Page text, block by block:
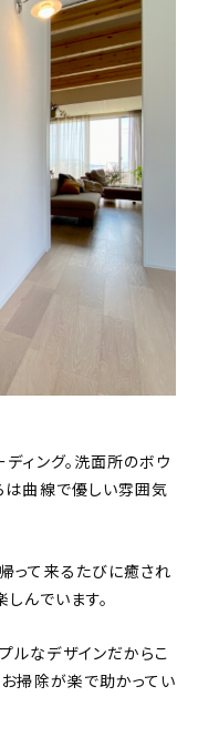
ィング。洗面所のボウ
は曲線で優しい雰囲気
って来るたびに癒され
んでいます。
ルなデザインだからこ
お掃除が楽で助かってい